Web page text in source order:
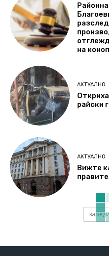
на
АКТУАЛНО
райски
АКТУАЛНО
Вижте